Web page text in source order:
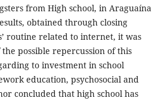
from High school, in Araguaína
obtained through closing
routine related to internet, it was
possible repercussion of this
to investment in school
education, psychosocial and
concluded that high school has